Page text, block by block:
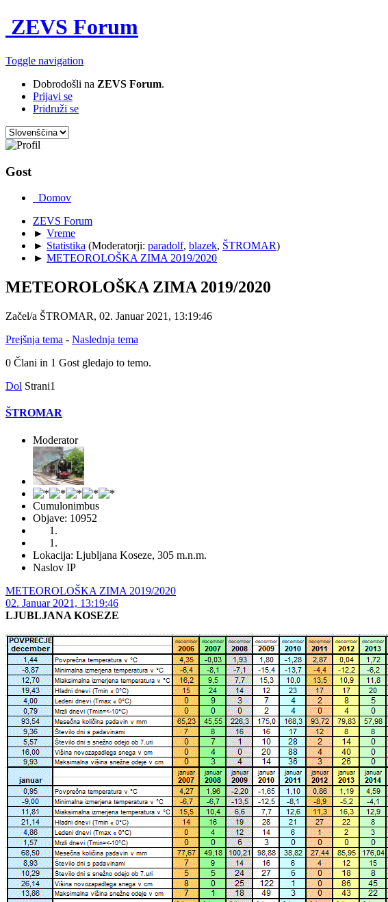
ZEVS Forum
Toggle navigation
Dobrodošli na ZEVS Forum.
Prijavi se
Pridruži se
Gost
Domov
ZEVS Forum
► Vreme
► Statistika (Moderatorji: paradolf, blazek, ŠTROMAR)
► METEOROLOŠKA ZIMA 2019/2020
METEOROLOŠKA ZIMA 2019/2020
Začel/a ŠTROMAR, 02. Januar 2021, 13:19:46
Prejšnja tema - Naslednja tema
0 Člani in 1 Gost gledajo to temo.
Dol Strani1
ŠTROMAR
Moderator
Cumulonimbus
Objave: 10952
Lokacija: Ljubljana Koseze, 305 m.n.m.
Naslov IP
METEOROLOŠKA ZIMA 2019/2020
02. Januar 2021, 13:19:46
LJUBLJANA KOSEZE